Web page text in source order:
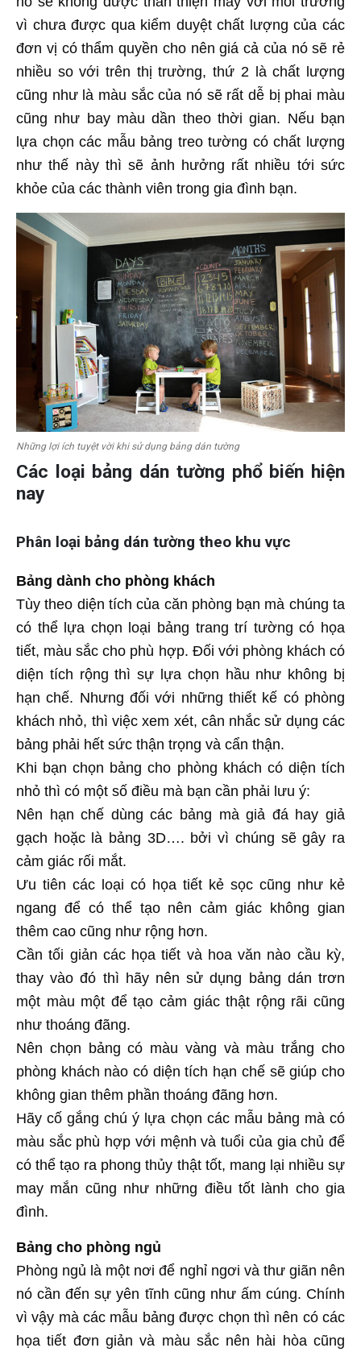
vì chưa được qua kiểm duyệt chất lượng của các
đơn vị có thẩm quyền cho nên giá cả của nó sẽ rẻ
nhiều so với trên thị trường, thứ 2 là chất lượng
cũng như là màu sắc của nó sẽ rất dễ bị phai màu
cũng như bay màu dần theo thời gian. Nếu bạn
lựa chọn các mẫu bảng treo tường có chất lượng
như thế này thì sẽ ảnh hưởng rất nhiều tới sức
khỏe của các thành viên trong gia đình bạn.
Những lợi ích tuyệt vời khi sử dụng bảng dán tường
Các loại bảng dán tường phổ biến hiện
nay
Phân loại bảng dán tường theo khu vực
Bảng dành cho phòng khách
Tùy theo diện tích của căn phòng bạn mà chúng ta
có thể lựa chọn loại bảng trang trí tường có họa
tiết, màu sắc cho phù hợp. Đối với phòng khách có
diện tích rộng thì sự lựa chọn hầu như không bị
hạn chế. Nhưng đối với những thiết kế có phòng
khách nhỏ, thì việc xem xét, cân nhắc sử dụng các
bảng phải hết sức thận trọng và cẩn thận.
Khi bạn chọn bảng cho phòng khách có diện tích
nhỏ thì có một số điều mà bạn cần phải lưu ý:
Nên hạn chế dùng các bảng mà giả đá hay giả
gạch hoặc là bảng 3D…. bởi vì chúng sẽ gây ra
cảm giác rối mắt.
Ưu tiên các loại có họa tiết kẻ sọc cũng như kẻ
ngang để có thể tạo nên cảm giác không gian
thêm cao cũng như rộng hơn.
Cần tối giản các họa tiết và hoa văn nào cầu kỳ,
thay vào đó thì hãy nên sử dụng bảng dán trơn
một màu một để tạo cảm giác thật rộng rãi cũng
như thoáng đãng.
Nên chọn bảng có màu vàng và màu trắng cho
phòng khách nào có diện tích hạn chế sẽ giúp cho
không gian thêm phần thoáng đãng hơn.
Hãy cố gắng chú ý lựa chọn các mẫu bảng mà có
màu sắc phù hợp với mệnh và tuổi của gia chủ để
có thể tạo ra phong thủy thật tốt, mang lại nhiều sự
may mắn cũng như những điều tốt lành cho gia
đình.
Bảng cho phòng ngủ
Phòng ngủ là một nơi để nghỉ ngơi và thư giãn nên
nó cần đến sự yên tĩnh cũng như ấm cúng. Chính
vì vậy mà các mẫu bảng được chọn thì nên có các
họa tiết đơn giản và màu sắc nên hài hòa cũng